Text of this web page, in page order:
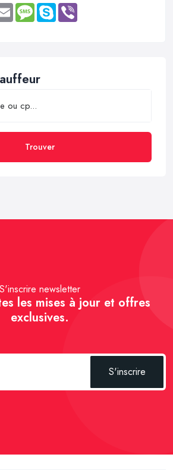
Email MessageSkype
Trouver
S'inscrire newsletter
les mises à jour et offres
exclusives.
S'inscrire